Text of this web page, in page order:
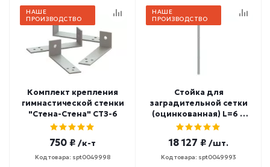
НАШЕ
ПРОИЗВОДСТВО
Комплект крепления
гимнастической стенки
"Стена-Стена" СТЗ-6
750 ₽ /к-т
Код товара: spt0049998
НАШЕ
ПРОИЗВОДСТВО
Стойка для
заградительной сетки
(оцинкованная) L=6 м
СТ-454
18 127 ₽ /шт.
Код товара: spt0049993